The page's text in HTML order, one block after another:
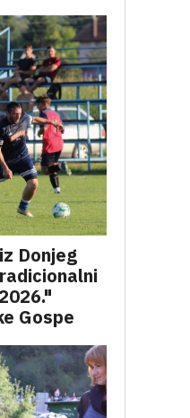
Donjeg
Gospe